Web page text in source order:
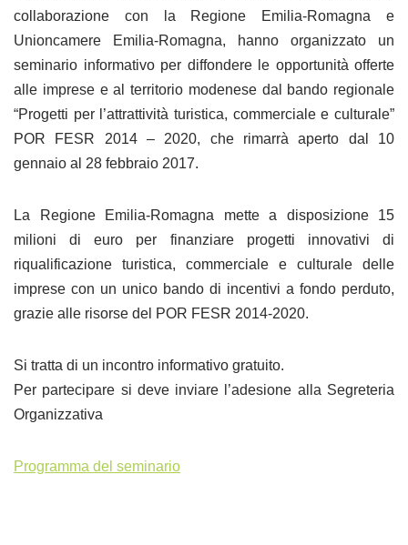
collaborazione con la Regione Emilia-Romagna e
Unioncamere Emilia-Romagna, hanno organizzato un
seminario informativo per diffondere le opportunità offerte
alle imprese e al territorio modenese dal bando regionale
“Progetti per l’attrattività turistica, commerciale e culturale”
POR FESR 2014 – 2020, che rimarrà aperto dal 10
gennaio al 28 febbraio 2017.
La Regione Emilia-Romagna mette a disposizione 15
milioni di euro per finanziare progetti innovativi di
riqualificazione turistica, commerciale e culturale delle
imprese con un unico bando di incentivi a fondo perduto,
grazie alle risorse del POR FESR 2014-2020.
Si tratta di un incontro informativo gratuito.
Per partecipare si deve inviare l’adesione alla Segreteria
Organizzativa
Programma del seminario